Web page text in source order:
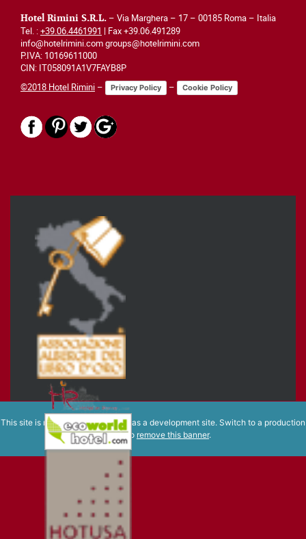
Hotel Rimini S.R.L. – Via Marghera – 17 – 00185 Roma – Italia
Tel. :+39.06.4461991 | Fax +39.06.491289
info@hotelrimini.com groups@hotelrimini.com
P.IVA: 10169611000
CIN: IT058091A1V7FAYB8P
©2018 Hotel Rimini – Privacy Policy – Cookie Policy
This site is registered onwpml.org as a development site. Switch to a production
site key to remove this banner.